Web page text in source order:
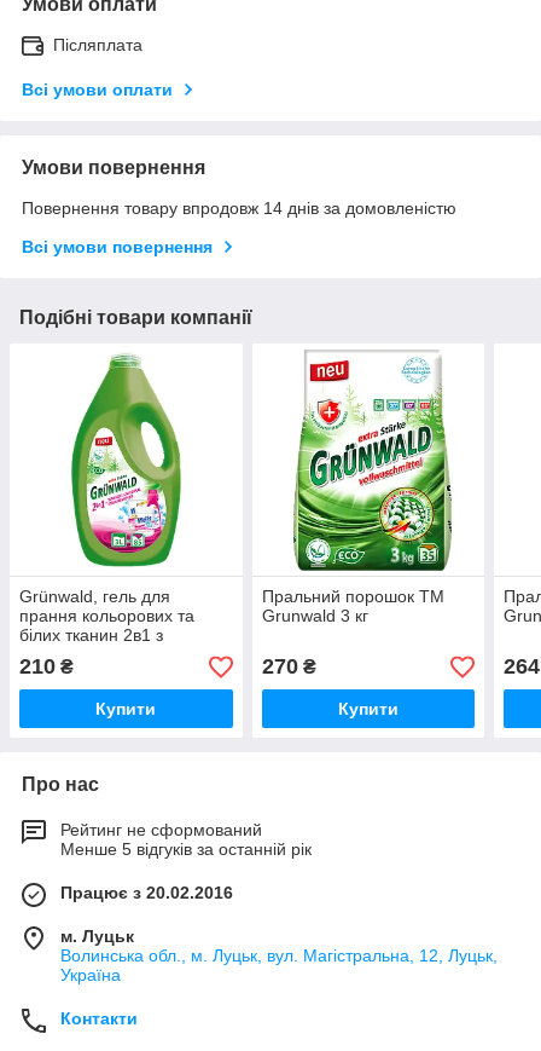
Післяплата
Всі умови оплати
Умови повернення
Повернення товару впродовж 14 днів за домовленістю
Всі умови повернення
Подібні товари компанії
Grünwald, гель для
прання кольорових та
білих тканин 2в1 з
плямовивідником, 3 л
210 ₴
Купити
Пральний порошок ТМ
Grunwald 3 кг
270₴
Купити
264
Про нас
Рейтинг не сформований
Менше 5 відгуків за останній рік
Працює з 20.02.2016
м. Луцьк
Волинська обл., м. Луцьк, вул. Магістральна, 12, Луцьк,
Україна
Контакти